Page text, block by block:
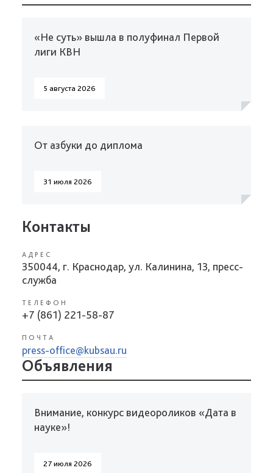
«Не суть» вышла в полуфинал Первой
лиги КВН
5 августа 2026
От азбуки до диплома
31 июля 2026
Контакты
АДРЕС
350044, г. Краснодар, ул. Калинина, 13, пресс-
служба
ТЕЛЕФОН
+7 (861) 221-58-87
ПОЧТА
press-office@kubsau.ru
Объявления
Внимание, конкурс видеороликов «Дата в
науке»!
27 июля 2026